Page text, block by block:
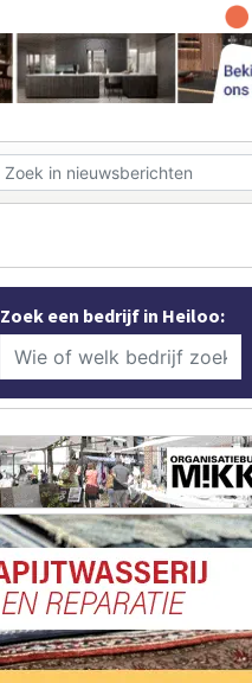
Zoek een bedrijf in Heiloo: